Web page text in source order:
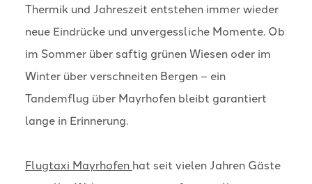
Thermik und Jahreszeit entstehen immer wieder
neue Eindrücke und unvergessliche Momente. Ob
im Sommer über saftig grünen Wiesen oder im
Winter über verschneiten Bergen – ein
Tandemflug über Mayrhofen bleibt garantiert
lange in Erinnerung.
Flugtaxi Mayrhofen hat seit vielen Jahren Gäste